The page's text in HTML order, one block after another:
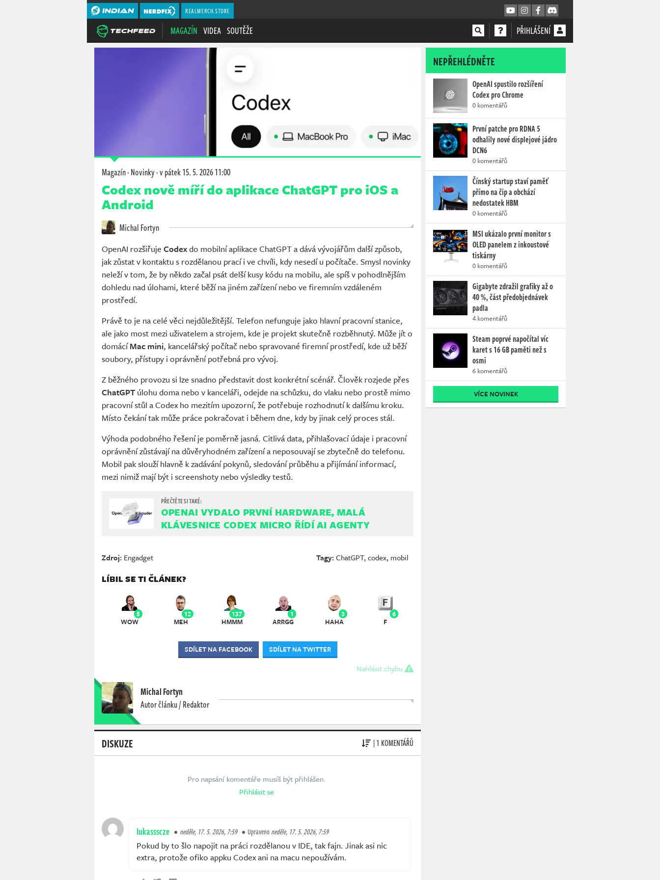
REALMERCH.STORE
MAGAZÍN VIDEA SOUTĚŽE PŘIHLÁŠENÍ
Magazín·Novinky·v pátek15. 5. 2026 11:00
Codex nově míří do aplikace ChatGPT pro iOS a
Android
Michal Fortyn
OpenAI rozšiřuje Codexdo mobilní aplikace ChatGPT a dává vývojářům další způsob,
jak zůstat v kontaktu s rozdělanou prací i ve chvíli, kdy nesedí u počítače. Smysl novinky
neleží v tom, že by někdo začal psát delší kusy kódu na mobilu, ale spíš v pohodlnějším
dohledu nad úlohami, které běží na jiném zařízení nebo ve firemním vzdáleném
prostředí.
Právě to je na celé věci nejdůležitější. Telefon nefunguje jako hlavní pracovní stanice,
ale jako most mezi uživatelem a strojem, kde je projekt skutečně rozběhnutý. Může jít o
domácíMac mini, kancelářský počítač nebo spravované firemní prostředí, kde už běží
soubory, přístupy i oprávnění potřebná pro vývoj.
Z běžného provozu si lze snadno představit dost konkrétní scénář. Člověk rozjede přes
ChatGPT úlohu doma nebo v kanceláři, odejde na schůzku, do vlaku nebo prostě mimo
pracovní stůl a Codex ho mezitím upozorní, že potřebuje rozhodnutí k dalšímu kroku.
Místo čekání tak může práce pokračovat i během dne, kdy by jinak celý proces stál.
Výhoda podobného řešení je poměrně jasná. Citlivá data, přihlašovací údaje i pracovní
oprávnění zůstávají na důvěryhodném zařízení a neposouvají se zbytečně do telefonu.
Mobil pak slouží hlavně k zadávání pokynů, sledování průběhu a přijímání informací,
mezi nimiž mají být i screenshoty nebo výsledky testů.
OPENAI VYDALO PRVNÍ HARDWARE, MALÁ
KLÁVESNICE CODEX MICRO ŘÍDÍ AI AGENTY
Zdroj: Engadget Tagy:ChatGPT,codex, mobil
LÍBIL SE TI ČLÁNEK?
5
WOW
12
MEH
137
HMMM
1
ARRGG
3
HAHA
6
F
SDÍLET NA FACEBOOK SDÍLET NA TWITTER
Nahlásit chybu
Michal Fortyn
Autor článku / Redaktor
DISKUZE | 1 KOMENTÁŘŮ
Pro napsání komentáře musíš být přihlášen.
Přihlásit se
lukassscze neděle, 17. 5. 2026, 7:59 Upravenoneděle, 17. 5. 2026, 7:59
Pokud by to šlo napojit na práci rozdělanou v IDE, tak fajn. Jinak asi nic
extra, protože ofiko appku Codex ani na macu nepoužívám.
NEPŘEHLÉDNĚTE
OpenAI spustilo rozšíření
Codex pro Chrome
0 komentářů
První patche pro RDNA 5
odhalily nové displejové jádro
DCN6
0 komentářů
Čínský startup staví paměť
přímo na čip a obchází
nedostatek HBM
0 komentářů
MSI ukázalo první monitor s
OLED panelem z inkoustové
tiskárny
0 komentářů
Gigabyte zdražil grafiky až o
40 %, část předobjednávek
padla
4 komentářů
Steam poprvé napočítal víc
karet s 16 GB paměti než s
osmi
6 komentářů
VÍCE NOVINEK